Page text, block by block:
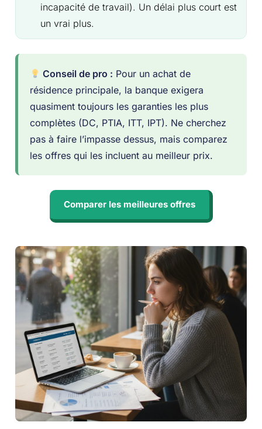
incapacité de travail). Un délai plus court est
un vrai plus.
Conseil de pro : Pour un achat de
résidence principale, la banque exigera
quasiment toujours les garanties les plus
complètes (DC, PTIA, ITT, IPT). Ne cherchez
pas à faire l’impasse dessus, mais comparez
les offres qui les incluent au meilleur prix.
Comparer les meilleures offres